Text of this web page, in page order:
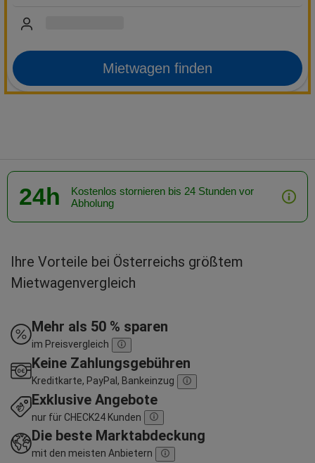
Mietwagen finden
24h
Kostenlos stornieren bis 24 Stunden vor
Abholung
Ihre Vorteile bei Österreichs größtem
Mietwagenvergleich
Mehr als 50 % sparen
im Preisvergleich
Keine Zahlungsgebühren
Kreditkarte, PayPal, Bankeinzug
Exklusive Angebote
nur für CHECK24 Kunden
Die beste Marktabdeckung
mit den meisten Anbietern